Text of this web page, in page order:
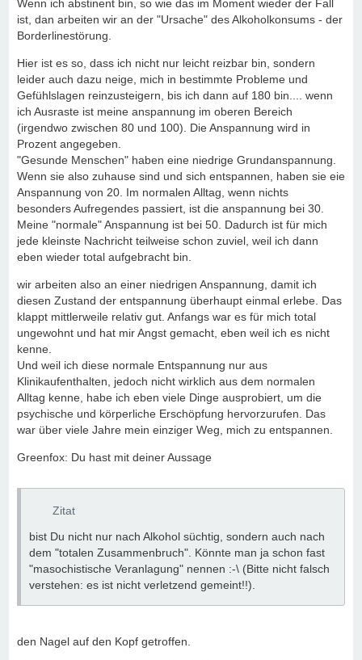
Wenn ich abstinent bin, so wie das im Moment wieder der Fall
ist, dan arbeiten wir an der "Ursache" des Alkoholkonsums - der
Borderlinestörung.
Hier ist es so, dass ich nicht nur leicht reizbar bin, sondern
leider auch dazu neige, mich in bestimmte Probleme und
Gefühlslagen reinzusteigern, bis ich dann auf 180 bin.... wenn
ich Ausraste ist meine anspannung im oberen Bereich
(irgendwo zwischen 80 und 100). Die Anspannung wird in
Prozent angegeben.
"Gesunde Menschen" haben eine niedrige Grundanspannung.
Wenn sie also zuhause sind und sich entspannen, haben sie eie
Anspannung von 20. Im normalen Alltag, wenn nichts
besonders Aufregendes passiert, ist die anspannung bei 30.
Meine "normale" Anspannung ist bei 50. Dadurch ist für mich
jede kleinste Nachricht teilweise schon zuviel, weil ich dann
eben wieder total aufgebracht bin.
wir arbeiten also an einer niedrigen Anspannung, damit ich
diesen Zustand der entspannung überhaupt einmal erlebe. Das
klappt mittlerweile relativ gut. Anfangs war es für mich total
ungewohnt und hat mir Angst gemacht, eben weil ich es nicht
kenne.
Und weil ich diese normale Entspannung nur aus
Klinikaufenthalten, jedoch nicht wirklich aus dem normalen
Alltag kenne, habe ich eben viele Dinge ausprobiert, um die
psychische und körperliche Erschöpfung hervorzurufen. Das
war über viele Jahre mein einziger Weg, mich zu entspannen.
Greenfox: Du hast mit deiner Aussage
Zitat
bist Du nicht nur nach Alkohol süchtig, sondern auch nach
dem "totalen Zusammenbruch". Könnte man ja schon fast
"masochistische Veranlagung" nennen :-\ (Bitte nicht falsch
verstehen: es ist nicht verletzend gemeint!!).
den Nagel auf den Kopf getroffen.